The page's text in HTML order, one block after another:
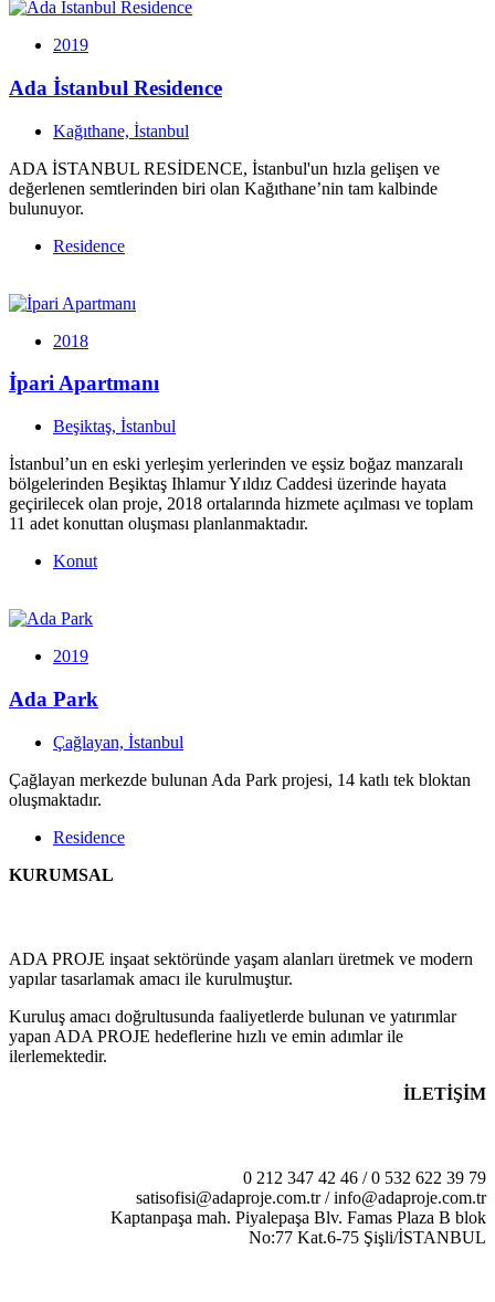
2019
Ada İstanbul Residence
Kağıthane, İstanbul
ADA İSTANBUL RESİDENCE, İstanbul'un hızla gelişen ve
değerlenen semtlerinden biri olan Kağıthane’nin tam kalbinde
bulunuyor.
Residence
2018
İpari Apartmanı
Beşiktaş, İstanbul
İstanbul’un en eski yerleşim yerlerinden ve eşsiz boğaz manzaralı
bölgelerinden Beşiktaş Ihlamur Yıldız Caddesi üzerinde hayata
geçirilecek olan proje, 2018 ortalarında hizmete açılması ve toplam
11 adet konuttan oluşması planlanmaktadır.
Konut
2019
Ada Park
Çağlayan, İstanbul
Çağlayan merkezde bulunan Ada Park projesi, 14 katlı tek bloktan
oluşmaktadır.
Residence
KURUMSAL
ADA PROJE inşaat sektöründe yaşam alanları üretmek ve modern
yapılar tasarlamak amacı ile kurulmuştur.
Kuruluş amacı doğrultusunda faaliyetlerde bulunan ve yatırımlar
yapan ADA PROJE hedeflerine hızlı ve emin adımlar ile
ilerlemektedir.
İLETİŞİM
0 212 347 42 46 / 0 532 622 39 79
satisofisi@adaproje.com.tr / info@adaproje.com.tr
Kaptanpaşa mah. Piyalepaşa Blv. Famas Plaza B blok
No:77 Kat.6-75 Şişli/İSTANBUL